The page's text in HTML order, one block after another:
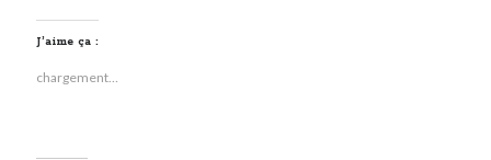
J’aime ça :
chargement…